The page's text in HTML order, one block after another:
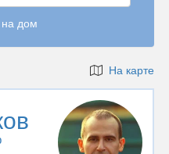
дом
На карте